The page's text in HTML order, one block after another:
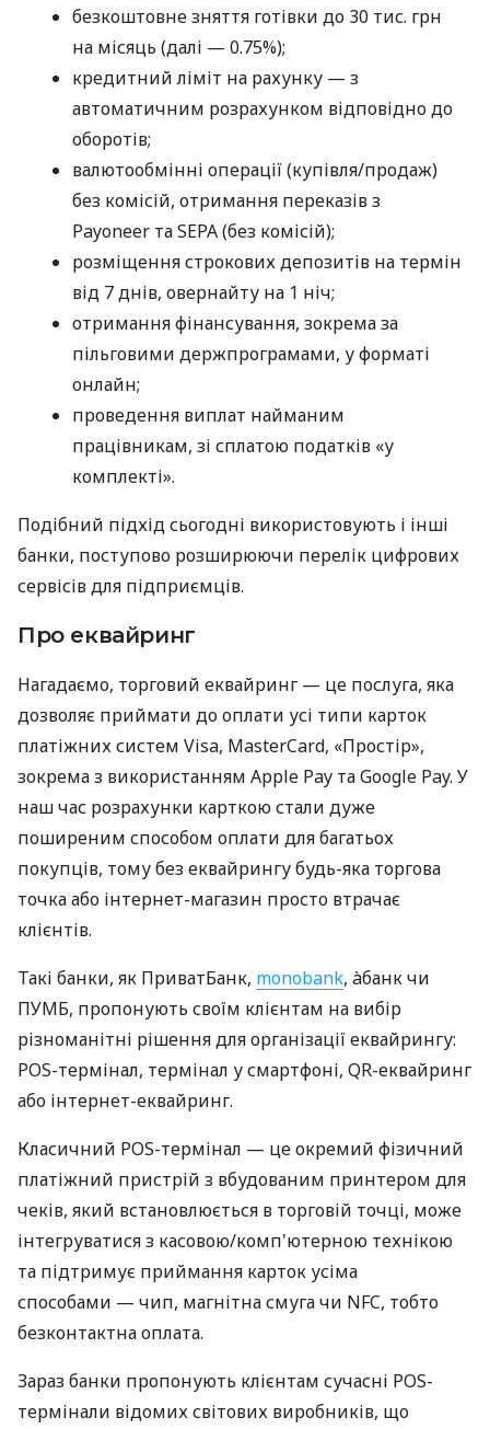
безкоштовне зняття готівки до 30 тис. грн
на місяць (далі — 0.75%);
кредитний ліміт на рахунку — з
автоматичним розрахунком відповідно до
оборотів;
валютообмінні операції (купівля/продаж)
без комісій, отримання переказів з
Payoneer та SEPA (без комісій);
розміщення строкових депозитів на термін
від 7 днів, овернайту на 1 ніч;
отримання фінансування, зокрема за
пільговими держпрограмами, у форматі
онлайн;
проведення виплат найманим
працівникам, зі сплатою податків «у
комплекті».
Подібний підхід сьогодні використовують і інші
банки, поступово розширюючи перелік цифрових
сервісів для підприємців.
Про еквайринг
Нагадаємо, торговий еквайринг — це послуга, яка
дозволяє приймати до оплати усі типи карток
платіжних систем Visa, MasterCard, «Простір»,
зокрема з використанням Apple Pay та Google Pay. У
наш час розрахунки карткою стали дуже
поширеним способом оплати для багатьох
покупців, тому без еквайрингу будь-яка торгова
точка або інтернет-магазин просто втрачає
клієнтів.
Такі банки, як ПриватБанк, monobank, àбанк чи
ПУМБ, пропонують своїм клієнтам на вибір
різноманітні рішення для організації еквайрингу:
POS-термінал, термінал у смартфоні, QR-еквайринг
або інтернет-еквайринг.
Класичний POS-термінал — це окремий фізичний
платіжний пристрій з вбудованим принтером для
чеків, який встановлюється в торговій точці, може
інтегруватися з касовою/комп'ютерною технікою
та підтримує приймання карток усіма
способами — чип, магнітна смуга чи NFC, тобто
безконтактна оплата.
Зараз банки пропонують клієнтам сучасні POS-
термінали відомих світових виробників, що